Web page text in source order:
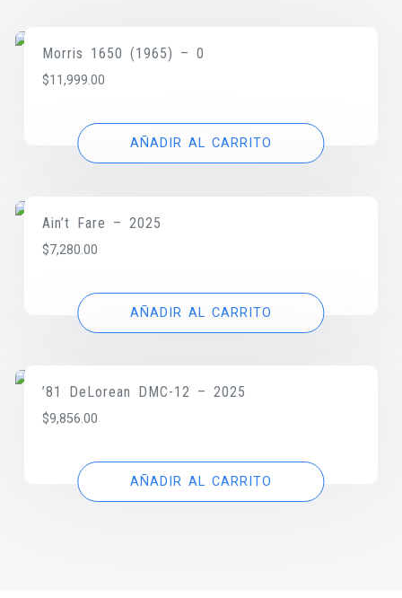
Morris 1650 (1965) – 0
$11,999.00
AÑADIR AL CARRITO
Ain’t Fare – 2025
$7,280.00
AÑADIR AL CARRITO
’81 DeLorean DMC-12 – 2025
$9,856.00
AÑADIR AL CARRITO